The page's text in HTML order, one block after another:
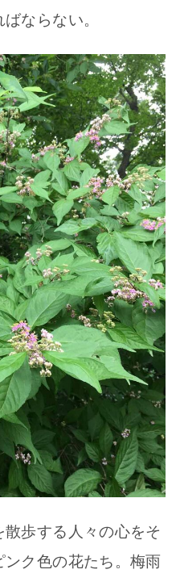
ならない。
歩する人々の心をそ
ンク色の花たち。梅雨